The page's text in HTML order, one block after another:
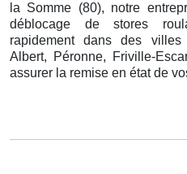
la Somme (80), notre
déblocage de stores
rapidement dans des villes
Albert, Péronne, Friville-
assurer la remise en état de